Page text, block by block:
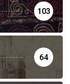
103
64